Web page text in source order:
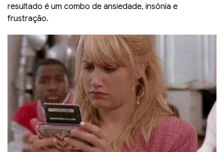
resultado é um combo de ansiedade, insônia e
frustração.